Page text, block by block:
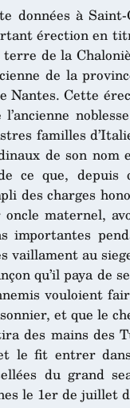
données à
érection en
de la
de la
Nantes. Cette
familles
de son
ce que, depuis
des charges
maternel,
importantes
vaillament au
qu’il paya de
vouloient
et que le
des mains des
le fit entrer
du grand
le 1er de juillet